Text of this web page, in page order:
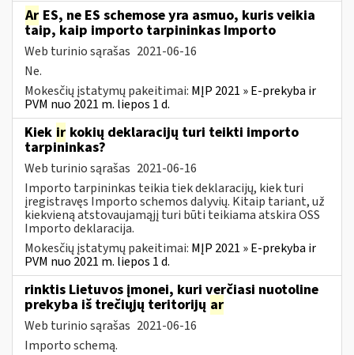
Ar ES, ne ES schemose yra asmuo, kuris veikia
taip, kaip importo tarpininkas Importo
Web turinio sąrašas 2021-06-16
Ne.
Mokesčių įstatymų pakeitimai: MĮP 2021 » E-prekyba ir
PVM nuo 2021 m. liepos 1 d.
Kiek ir kokių deklaracijų turi teikti importo
tarpininkas?
Web turinio sąrašas 2021-06-16
Importo tarpininkas teikia tiek deklaracijų, kiek turi
įregistravęs Importo schemos dalyvių. Kitaip tariant, už
kiekvieną atstovaujamąjį turi būti teikiama atskira OSS
Importo deklaracija.
Mokesčių įstatymų pakeitimai: MĮP 2021 » E-prekyba ir
PVM nuo 2021 m. liepos 1 d.
rinktis Lietuvos įmonei, kuri verčiasi nuotoline
prekyba iš trečiųjų teritorijų ar
Web turinio sąrašas 2021-06-16
Importo schemą.